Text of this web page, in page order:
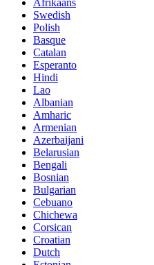
Swedish
Polish
Basque
Catalan
Esperanto
Hindi
Lao
Albanian
Amharic
Armenian
Azerbaijani
Belarusian
Bengali
Bosnian
Bulgarian
Cebuano
Chichewa
Corsican
Croatian
Dutch